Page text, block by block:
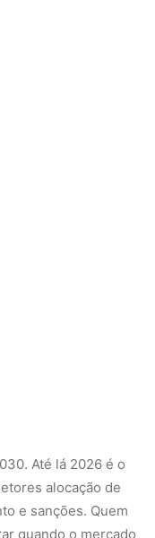
emissões acima de
certo patamar
se regulados